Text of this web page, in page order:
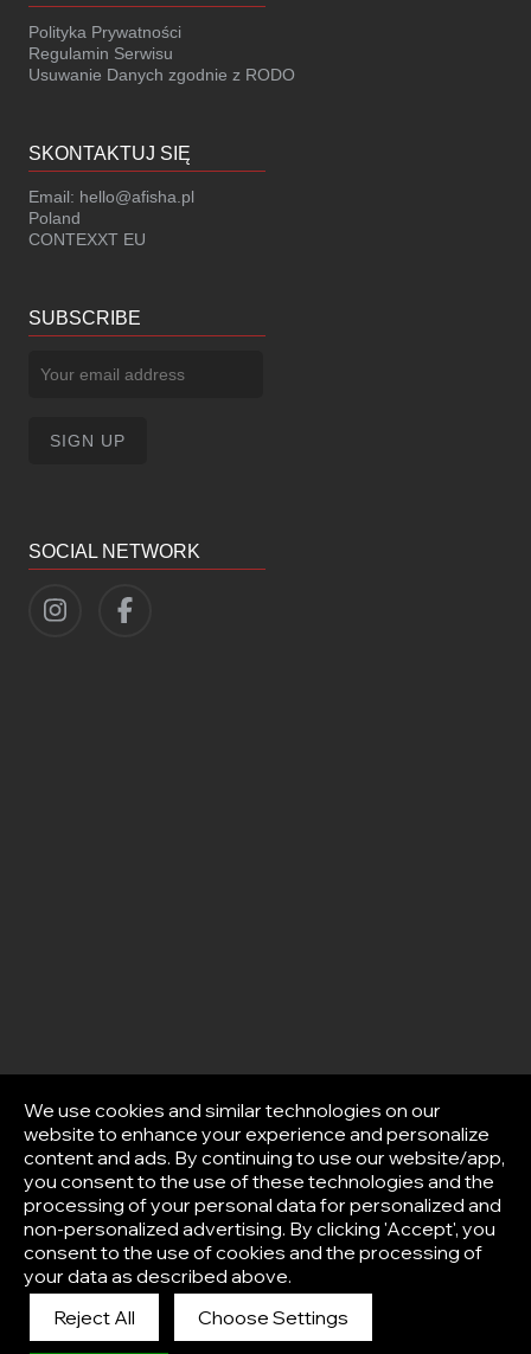
Polityka Prywatności
Regulamin Serwisu
Usuwanie Danych zgodnie z RODO
SKONTAKTUJ SIĘ
Email: hello@afisha.pl
Poland
CONTEXXT EU
SUBSCRIBE
SOCIAL NETWORK
We use cookies and similar technologies on our
website to enhance your experience and personalize
content and ads. By continuing to use our website/app,
you consent to the use of these technologies and the
processing of your personal data for personalized and
non-personalized advertising. By clicking 'Accept', you
consent to the use of cookies and the processing of
your data as described above.
Reject All
Choose Settings